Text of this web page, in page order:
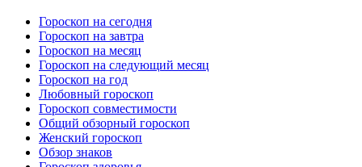
Гороскоп на сегодня
Гороскоп на завтра
Гороскоп на месяц
Гороскоп на следующий месяц
Гороскоп на год
Любовный гороскоп
Гороскоп совместимости
Общий обзорный гороскоп
Женский гороскоп
Обзор знаков